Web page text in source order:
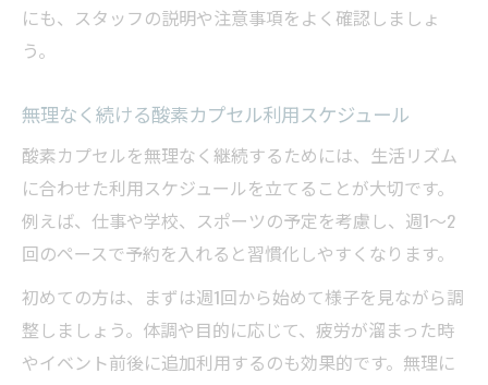
にも、スタッフの説明や注意事項をよく確認しましょ
う。
無理なく続ける酸素カプセル利用スケジュール
酸素カプセルを無理なく継続するためには、生活リズム
に合わせた利用スケジュールを立てることが大切です。
例えば、仕事や学校、スポーツの予定を考慮し、週1〜2
回のペースで予約を入れると習慣化しやすくなります。
初めての方は、まずは週1回から始めて様子を見ながら調
整しましょう。体調や目的に応じて、疲労が溜まった時
やイベント前後に追加利用するのも効果的です。無理に